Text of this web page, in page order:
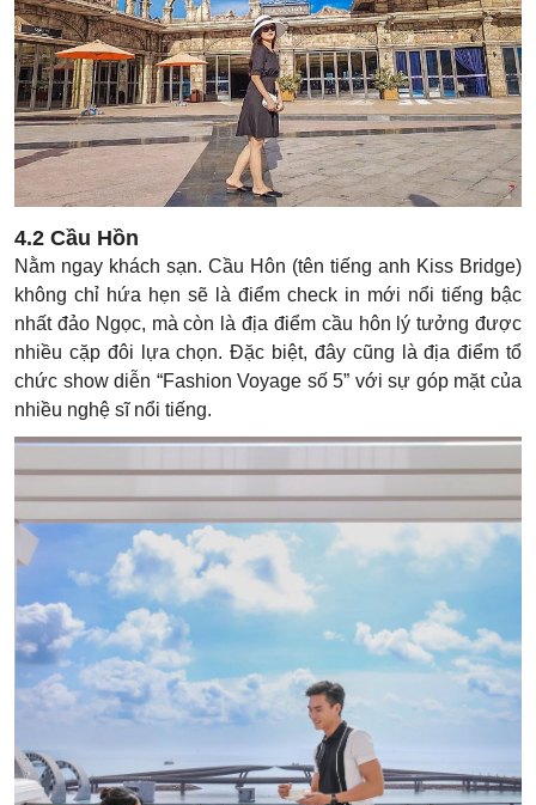
4.2 Cầu Hồn
Nằm ngay khách sạn. Cầu Hôn (tên tiếng anh Kiss Bridge)
không chỉ hứa hẹn sẽ là điểm check in mới nổi tiếng bậc
nhất đảo Ngọc, mà còn là địa điểm cầu hôn lý tưởng được
nhiều cặp đôi lựa chọn. Đặc biệt, đây cũng là địa điểm tổ
chức show diễn “Fashion Voyage số 5” với sự góp mặt của
nhiều nghệ sĩ nổi tiếng.